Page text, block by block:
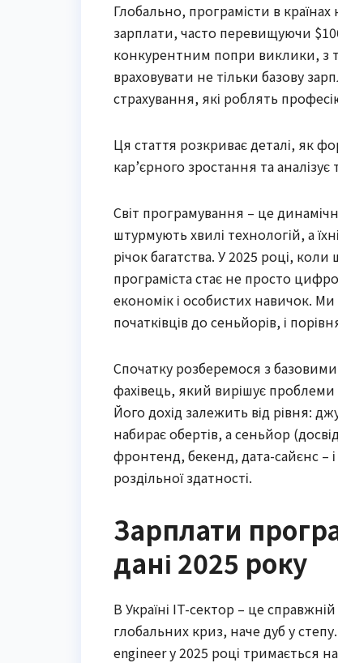
Глобально, програмісти в
зарплати, часто перевищуючи
конкурентним попри виклики, з
враховувати не тільки базову
страхування, які роблять
Ця стаття розкриває деталі, як
кар’єрного зростання та
Світ програмування – це
штурмують хвилі технологій, а
річок багатства. У 2025 році,
програміста стає не просто
економік і особистих навичок.
початківців до сеньйорів, і
Спочатку розберемося з
фахівець, який вирішує
Його дохід залежить від рівня:
набирає обертів, а сеньйор
фронтенд, бекенд, дата-сайєнс – і
роздільної здатності.
Зарплати
дані 2025 року
В Україні IT-сектор – це
глобальних криз, наче дуб у
engineer у 2025 році тримається